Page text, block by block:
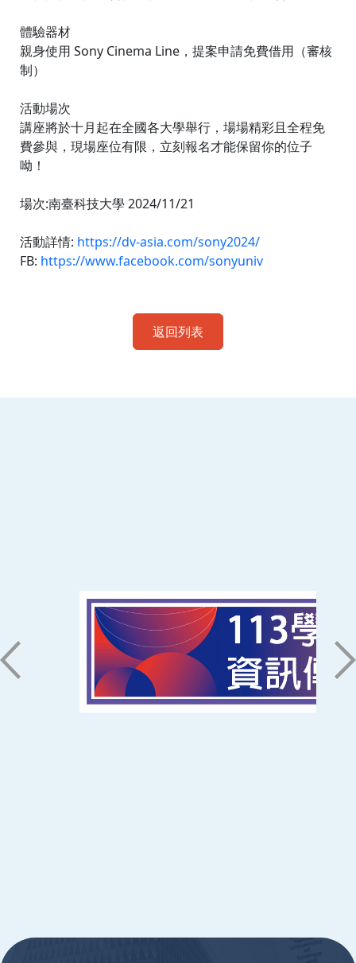
體驗器材
親身使用 Sony Cinema Line，提案申請免費借用（審核
制）
活動場次
講座將於十月起在全國各大學舉行，場場精彩且全程免
費參與，現場座位有限，立刻報名才能保留你的位子
呦！
場次:南臺科技大學 2024/11/21
活動詳情: https://dv-asia.com/sony2024/
FB: https://www.facebook.com/sonyuniv
返回列表
71005 台南市永康區南台街一號
06-2533131 ext. 7101
ic@stust.edu.tw
辦公時間